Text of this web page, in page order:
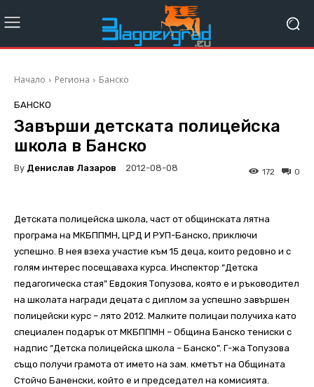
Начало Региона Банско
БАНСКО
Завърши детската полицейска
школа в Банско
By Денислав Лазаров 2012-08-08 0
172
Детската полицейска школа, част от общинската лятна
програма на МКБППМН, ЦРД И РУП-Банско, приключи
успешно. В нея взеха участие към 15 деца, които редовно и с
голям интерес посещаваха курса. Инспектор “Детска
педагогическа стая” Евдокия Топузова, която е и ръководител
на школата награди децата с диплом за успешно завършен
полицейски курс – лято 2012. Малките полицаи получиха като
специален подарък от МКБППМН – Община Банско тениски с
надпис “Детска полицейска школа – Банско”. Г-жа Топузова
също получи грамота от името на зам. кметът на Общината
Стойчо Баненски, който е и председател на комисията.